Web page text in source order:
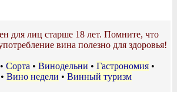
для лиц старше 18 лет. Помните, что
вина полезно для здоровья!
• Сорта • Винодельни • Гастрономия •
• Вино недели • Винный туризм